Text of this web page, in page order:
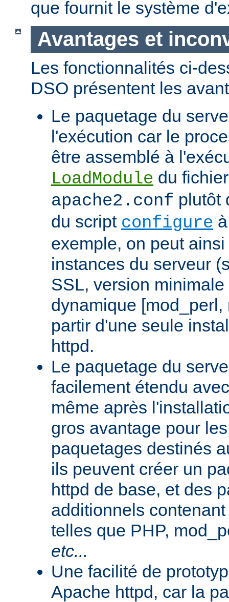
que fournit le système
Avantages et
Les fonctionnalités ci-
DSO présentent les
Le paquetage du
l'exécution car le
être assemblé à
LoadModule du
apache2.conf plutôt
du script configure
exemple, on peut
instances du serveur
SSL, version
dynamique
partir d'une seule
httpd.
Le paquetage du
facilement étendu
même après
gros avantage pour
paquetages destinés
ils peuvent créer un
httpd de base, et des
additionnels
telles que PHP,
etc...
Une facilité de
Apache httpd, car la